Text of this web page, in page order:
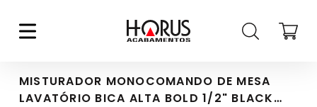
MISTURADOR MONOCOMANDO DE MESA
LAVATÓRIO BICA ALTA BOLD 1/2" BLACK